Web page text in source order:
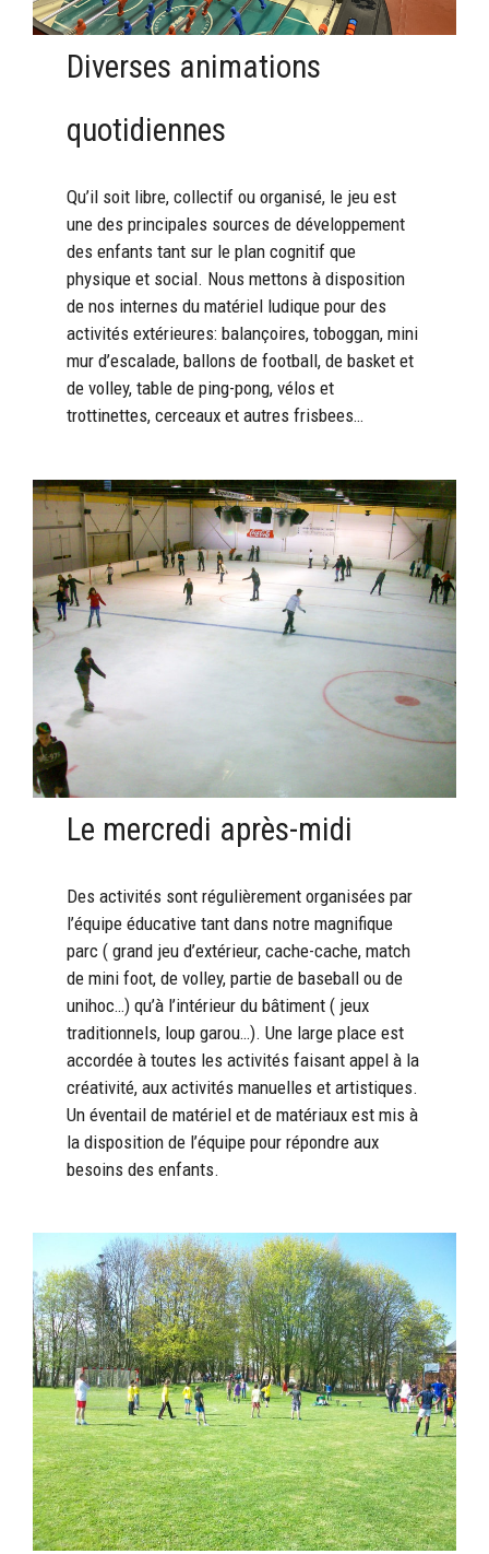
Diverses animations
quotidiennes
Qu’il soit libre, collectif ou organisé, le jeu est
une des principales sources de développement
des enfants tant sur le plan cognitif que
physique et social. Nous mettons à disposition
de nos internes du matériel ludique pour des
activités extérieures: balançoires, toboggan, mini
mur d’escalade, ballons de football, de basket et
de volley, table de ping-pong, vélos et
trottinettes, cerceaux et autres frisbees…
Le mercredi après-midi
Des activités sont régulièrement organisées par
l’équipe éducative tant dans notre magnifique
parc ( grand jeu d’extérieur, cache-cache, match
de mini foot, de volley, partie de baseball ou de
unihoc…) qu’à l’intérieur du bâtiment ( jeux
traditionnels, loup garou…). Une large place est
accordée à toutes les activités faisant appel à la
créativité, aux activités manuelles et artistiques.
Un éventail de matériel et de matériaux est mis à
la disposition de l’équipe pour répondre aux
besoins des enfants.